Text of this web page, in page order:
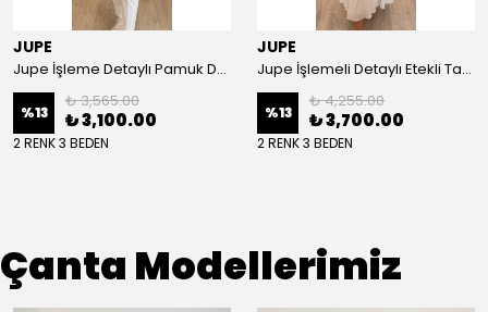
JUPE
Jupe İşleme Detaylı Pamuk Dokulu Kuşaklı Kap 9305
%13
₺ 3,565.00
₺ 3,100.00
2 RENK 3 BEDEN
JUPE
Jupe İşlemeli Detaylı Etekli Takım 8663
%13
₺ 4,255.00
₺ 3,700.00
2 RENK 3 BEDEN
Çanta Modellerimiz